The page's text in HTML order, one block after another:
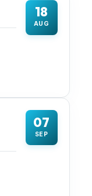
18
AUG
07
SEP